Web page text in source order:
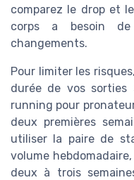
comparez le drop et
corps a besoin
changements.
Pour limiter les
durée de vos sorties
running pour
deux premières
utiliser la paire de
volume
deux à trois